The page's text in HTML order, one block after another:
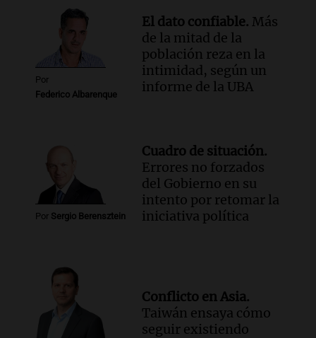
Por
Federico Albarenque
El dato confiable. Más
de la mitad de la
población reza en la
intimidad, según un
informe de la UBA
Por Sergio Berensztein
Cuadro de situación.
Errores no forzados
del Gobierno en su
intento por retomar la
iniciativa política
Conflicto en Asia.
Taiwán ensaya cómo
seguir existiendo